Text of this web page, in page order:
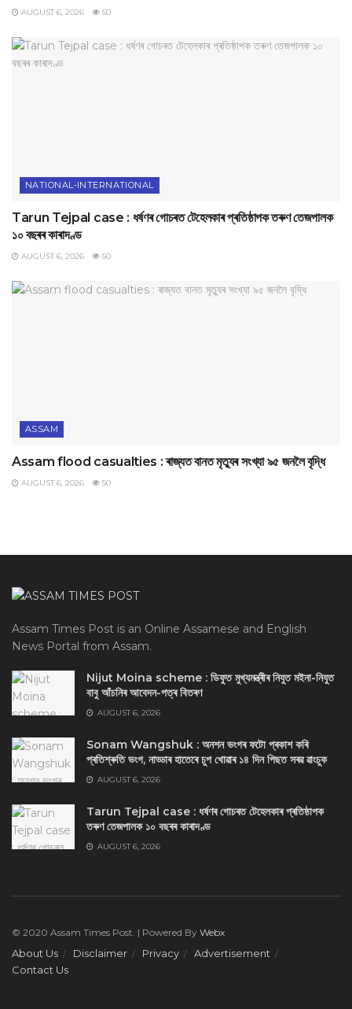
AUGUST 6, 2026 50
NATIONAL-INTERNATIONAL
Tarun Tejpal case : ধৰ্ষণৰ গোচৰত টেহেলকাৰ প্ৰতিষ্ঠাপক তৰুণ তেজপালক
১০ বছৰৰ কাৰাদণ্ড
AUGUST 6, 2026 50
ASSAM
Assam flood casualties : ৰাজ্যত বানত মৃত্যুৰ সংখ্যা ৯৫ জনলৈ বৃদ্ধি
AUGUST 6, 2026 50
Assam Times Post is an Online Assamese and English
News Portal from Assam.
Nijut Moina scheme : ডিফুত মুখ্যমন্ত্ৰীৰ নিযুত মইনা-নিযুত
বাবু আঁচনিৰ আবেদন-পত্ৰ বিতৰণ
AUGUST 6, 2026
Sonam Wangshuk : অনশন ভংগৰ ফটো প্ৰকাশ কৰি
প্ৰতিশ্ৰুতি ভংগ, নাড্ডাৰ হাতেৰে চুপ খোৱাৰ ১৪ দিন পিছত সৰৱ ৱাংচুক
AUGUST 6, 2026
Tarun Tejpal case : ধৰ্ষণৰ গোচৰত টেহেলকাৰ প্ৰতিষ্ঠাপক
তৰুণ তেজপালক ১০ বছৰৰ কাৰাদণ্ড
AUGUST 6, 2026
© 2020 Assam Times Post. | Powered By Webx
About Us Disclaimer Privacy
Advertisement
Contact Us